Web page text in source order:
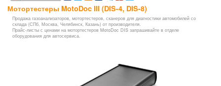
Мотортестеры MotoDoc III (DIS-4, DIS-8)
Продажа газоанализаторов, мотортестеров, сканеров для диагностики автомобилей со
склада (СПб, Москва, Челябинск, Казань) от производителя.
Прайс-листы с ценами на мотортестеров MotoDoc DIS запрашивайте в отделе
оборудования для автосервиса.